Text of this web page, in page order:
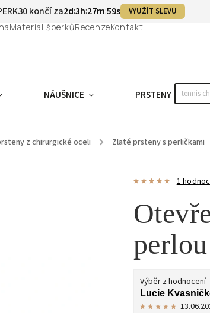
končí za2d:3h:27m:58s VYUŽÍT SLEVU
Materiál šperkůRecenzeKontakt
NÁUŠNICE PRSTENY
z chirurgické oceli / Zlaté prsteny s perličkami
1
Výběr z hodnocení
Lucie